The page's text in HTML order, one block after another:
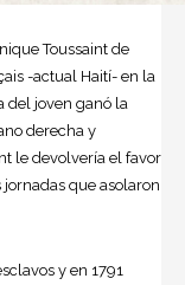
Toussaint de
-actual Haití- en la
del joven ganó la
derecha y
le devolvería el favor
que asolaron
y en 1791